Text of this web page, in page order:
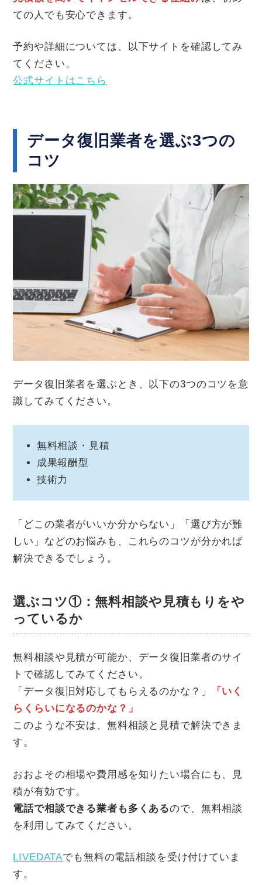
ての人でも安心できます。
予約や詳細については、以下サイトを確認してみ
てください。
公式サイトはこちら
データ復旧業者を選ぶ3つの
コツ
データ復旧業者を選ぶとき、以下の3つのコツを意
識してみてください。
無料相談・見積
成果報酬型
技術力
「どこの業者がいいか分からない」「選び方が難
しい」などのお悩みも、これらのコツが分かれば
解決できるでしょう。
選ぶコツ①：無料相談や見積もりをや
っているか
無料相談や見積が可能か、データ復旧業者のサイ
トで確認してみてください。
「データ復旧対応してもらえるのかな？」
「いく
らくらいになるのかな？」
このような不安は、無料相談と見積で解決できま
す。
おおよその相場や費用感を知りたい場合にも、見
積が有効です。
電話で相談できる業者も多くあるので、無料相談
を利用してみてください。
LIVEDATAでも無料の電話相談を受け付けていま
す。